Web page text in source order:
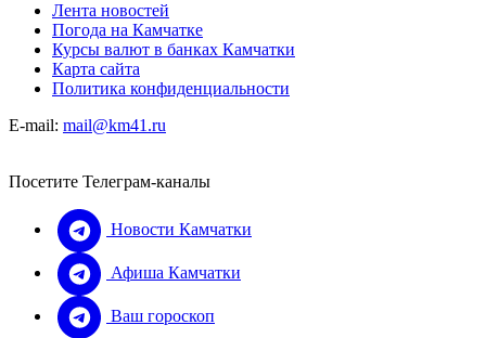
Лента новостей
Погода на Камчатке
Курсы валют в банках Камчатки
Карта сайта
Политика конфиденциальности
E-mail: mail@km41.ru
Посетите Телеграм-каналы
Новости Камчатки
Афиша Камчатки
Ваш гороскоп